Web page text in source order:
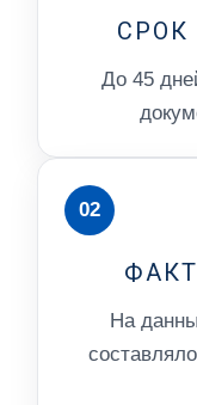
СРОК
До 45
02
На